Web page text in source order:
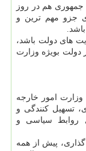
جمهوری هم در روز
جزو مهم ترین و
های دولت باشد،
دولت بویژه وزارت
امور خارجه
تسهیل كنندگی و
روابط سیاسی و
پیش از همه